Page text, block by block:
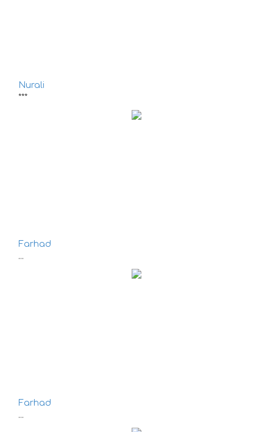
Nurali
***
Farhad
...
Farhad
...